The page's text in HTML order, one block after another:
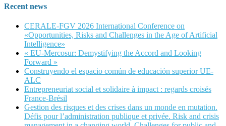
Recent news
CERALE-FGV 2026 International Conference on
«Opportunities, Risks and Challenges in the Age of Artificial
Intelligence»
« EU-Mercosur: Demystifying the Accord and Looking
Forward »
Construyendo el espacio común de educación superior UE-
ALC
Entrepreneuriat social et solidaire à impact : regards croisés
France-Brésil
Gestion des risques et des crises dans un monde en mutation.
Défis pour l’administration publique et privée. Risk and crisis